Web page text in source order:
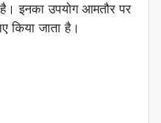
इनका उपयोग आमतौर पर
जाता है।